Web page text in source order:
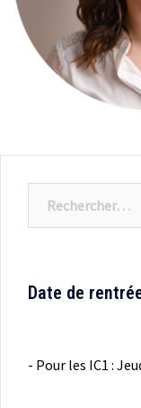
Date de
- Pour les IC1 :